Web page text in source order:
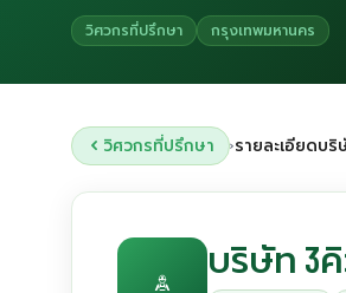
วิศวกรที่ปรึกษา กรุงเทพมหานคร
วิศวกรที่ปรึกษา ›รายละเอียดบริ
บริษัท 3